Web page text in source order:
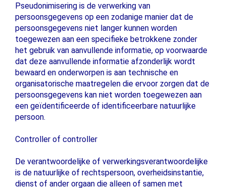
Pseudonimisering is de verwerking van
persoonsgegevens op een zodanige manier dat de
persoonsgegevens niet langer kunnen worden
toegewezen aan een specifieke betrokkene zonder
het gebruik van aanvullende informatie, op voorwaarde
dat deze aanvullende informatie afzonderlijk wordt
bewaard en onderworpen is aan technische en
organisatorische maatregelen die ervoor zorgen dat de
persoonsgegevens kan niet worden toegewezen aan
een geïdentificeerde of identificeerbare natuurlijke
persoon.
Controller of controller
De verantwoordelijke of verwerkingsverantwoordelijke
is de natuurlijke of rechtspersoon, overheidsinstantie,
dienst of ander orgaan die alleen of samen met